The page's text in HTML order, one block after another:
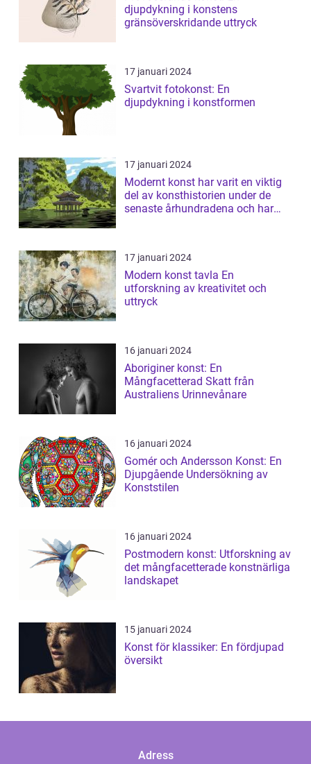
djupdykning i konstens
gränsöverskridande uttryck
17 januari 2024
Svartvit fotokonst: En
djupdykning i konstformen
17 januari 2024
Modernt konst har varit en viktig
del av konsthistorien under de
senaste århundradena och har
17 januari 2024
Modern konst tavla En
utforskning av kreativitet och
uttryck
16 januari 2024
Aboriginer konst: En
Mångfacetterad Skatt från
Australiens Urinnevånare
16 januari 2024
Gomér och Andersson Konst: En
Djupgående Undersökning av
Konststilen
16 januari 2024
Postmodern konst: Utforskning av
det mångfacetterade konstnärliga
landskapet
15 januari 2024
Konst för klassiker: En fördjupad
översikt
Adress